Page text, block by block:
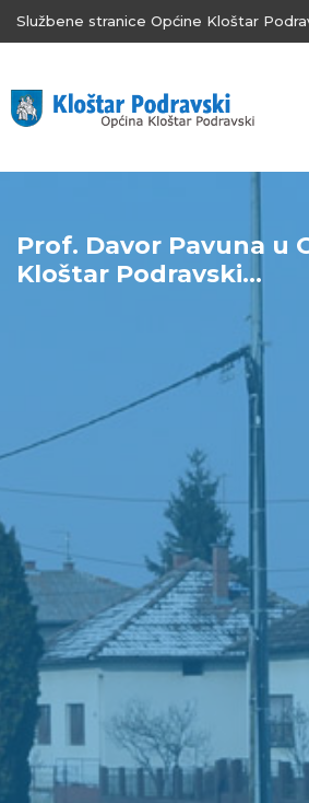
Službene stranice Općine Kloštar
Prof. Davor Pavuna u
Kloštar Podravski...